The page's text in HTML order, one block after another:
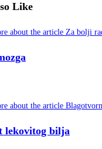
Like
lekovitog bilja